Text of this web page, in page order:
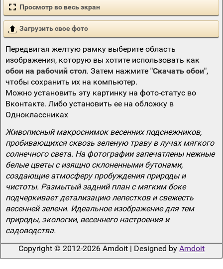
Просмотр во весь экран
Загрузить свое фото
Передвигая желтую рамку выберите область
изображения, которую вы хотите использовать как
обои на рабочий стол. Затем нажмите "Скачать обои",
чтобы сохранить их на компьютер.
Можно установить эту картинку на фото-статус во
Вконтакте. Либо установить ее на обложку в
Одноклассниках
Живописный макроснимок весенних подснежников,
пробивающихся сквозь зеленую траву в лучах мягкого
солнечного света. На фотографии запечатлены нежные
белые цветы с изящно склоненными бутонами,
создающие атмосферу пробуждения природы и
чистоты. Размытый задний план с мягким боке
подчеркивает детализацию лепестков и свежесть
весенней зелени. Идеальное изображение для тем
природы, экологии, весеннего настроения и
садоводства.
Copyright © 2012-2026 Amdoit | Designed by Amdoit